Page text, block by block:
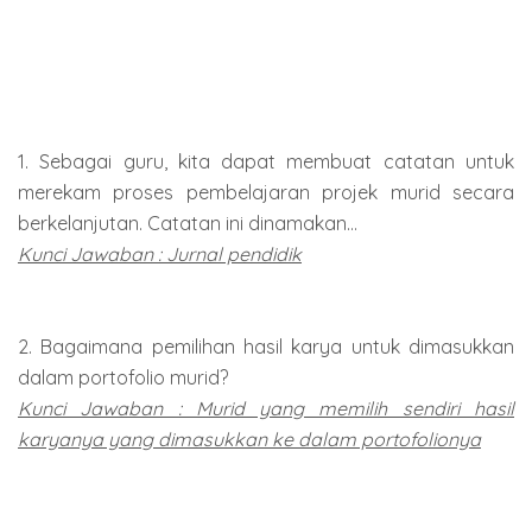
1. Sebagai guru, kita dapat membuat catatan untuk
merekam proses pembelajaran projek murid secara
berkelanjutan. Catatan ini dinamakan...
Kunci Jawaban : Jurnal pendidik
2. Bagaimana pemilihan hasil karya untuk dimasukkan
dalam portofolio murid?
Kunci Jawaban : Murid yang memilih sendiri hasil
karyanya yang dimasukkan ke dalam portofolionya